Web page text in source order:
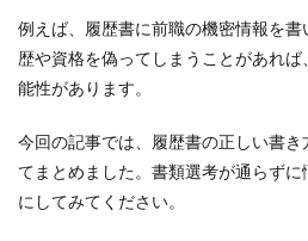
例えば、履歴書に前職の機密情報を
歴や資格を偽ってしまうことがあれば
能性があります。
今回の記事では、履歴書の正しい書
てまとめました。書類選考が通らず
にしてみてください。